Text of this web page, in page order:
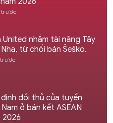
trước
United nhắm tài năng Tây
Nha, từ chối bán Šeško.
đối thủ của tuyển
ở bán kết ASEAN
2026